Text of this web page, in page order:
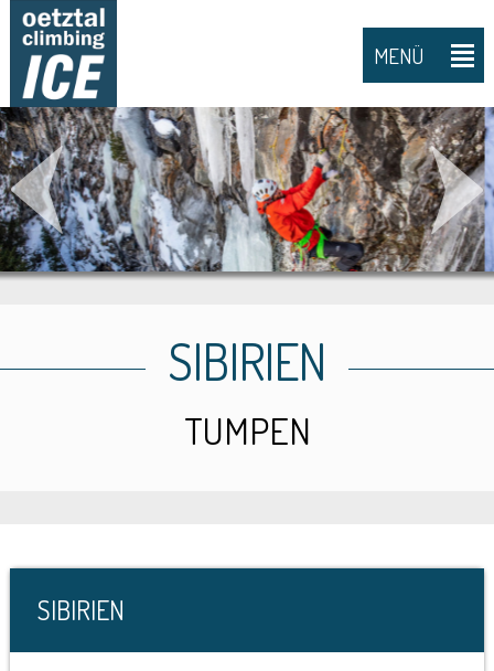
MENÜ
SIBIRIEN
TUMPEN
SIBIRIEN